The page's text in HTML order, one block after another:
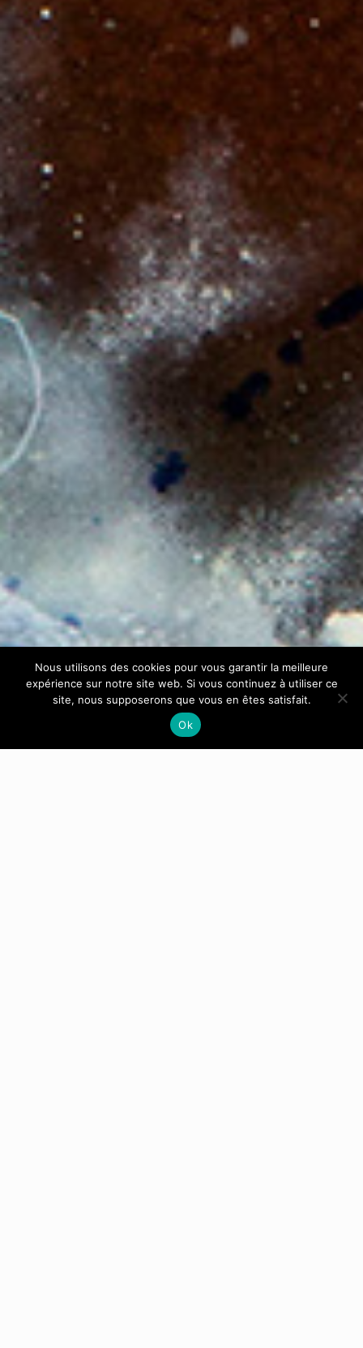
Nous utilisons des cookies pour vous garantir la meilleure
expérience sur notre site web. Si vous continuez à utiliser ce
site, nous supposerons que vous en êtes satisfait.
Ok